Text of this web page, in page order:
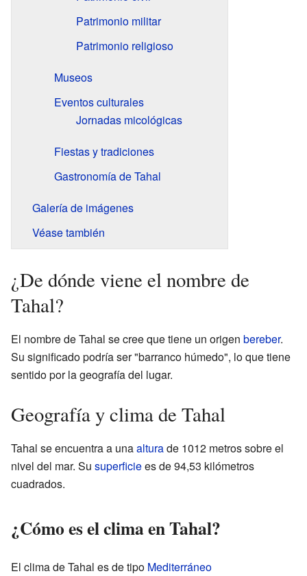
Patrimonio militar
Patrimonio religioso
Museos
Eventos culturales
Jornadas micológicas
Fiestas y tradiciones
Gastronomía de Tahal
Galería de imágenes
Véase también
¿De dónde viene el nombre de
Tahal?
El nombre de Tahal se cree que tiene un origen bereber.
Su significado podría ser "barranco húmedo", lo que tiene
sentido por la geografía del lugar.
Geografía y clima de Tahal
Tahal se encuentra a unaalturade 1012 metros sobre el
nivel del mar. Su superficiees de 94,53 kilómetros
cuadrados.
¿Cómo es el clima en Tahal?
El clima de Tahal es de tipo Mediterráneo